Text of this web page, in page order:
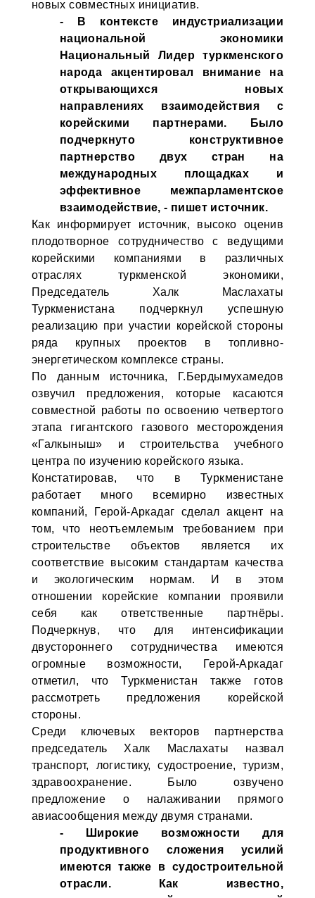
новых совместных инициатив.
- В контексте индустриализации
национальной экономики
Национальный Лидер туркменского
народа акцентировал внимание на
открывающихся новых
направлениях взаимодействия с
корейскими партнерами. Было
подчеркнуто конструктивное
партнерство двух стран на
международных площадках и
эффективное межпарламентское
взаимодействие, - пишет источник.
Как информирует источник, высоко оценив
плодотворное сотрудничество с ведущими
корейскими компаниями в различных
отраслях туркменской экономики,
Председатель Халк Маслахаты
Туркменистана подчеркнул успешную
реализацию при участии корейской стороны
ряда крупных проектов в топливно-
энергетическом комплексе страны.
По данным источника, Г.Бердымухамедов
озвучил предложения, которые касаются
совместной работы по освоению четвертого
этапа гигантского газового месторождения
«Галкыныш» и строительства учебного
центра по изучению корейского языка.
Констатировав, что в Туркменистане
работает много всемирно известных
компаний, Герой-Аркадаг сделал акцент на
том, что неотъемлемым требованием при
строительстве объектов является их
соответствие высоким стандартам качества
и экологическим нормам. И в этом
отношении корейские компании проявили
себя как ответственные партнёры.
Подчеркнув, что для интенсификации
двустороннего сотрудничества имеются
огромные возможности, Герой-Аркадаг
отметил, что Туркменистан также готов
рассмотреть предложения корейской
стороны.
Среди ключевых векторов партнерства
председатель Халк Маслахаты назвал
транспорт, логистику, судостроение, туризм,
здравоохранение. Было озвучено
предложение о налаживании прямого
авиасообщения между двумя странами.
- Широкие возможности для
продуктивного сложения усилий
имеются также в судостроительной
отрасли. Как известно,